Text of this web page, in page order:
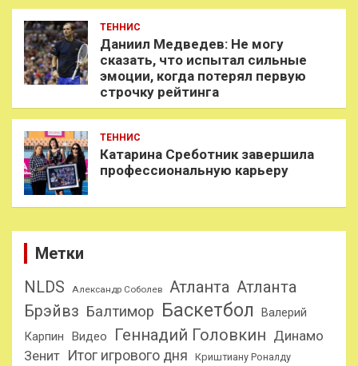
ТЕННИС
Даниил Медведев: Не могу
сказать, что испытал сильные
эмоции, когда потерял первую
строчку рейтинга
ТЕННИС
Катарина Среботник завершила
профессиональную карьеру
Метки
NLDS
Александр Соболев Атланта Атланта
Брэйвз Балтимор Баскетбол
Валерий
Карпин
Видео Геннадий Головкин Динамо
Зенит Итог игрового дня Криштиану Роналду